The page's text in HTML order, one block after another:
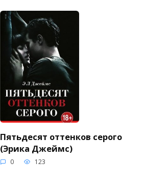
Пятьдесят оттенков серого
(Эрика Джеймс)
0 123